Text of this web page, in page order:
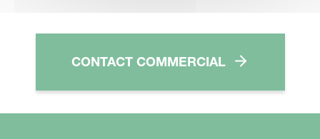
CONTACT COMMERCIAL